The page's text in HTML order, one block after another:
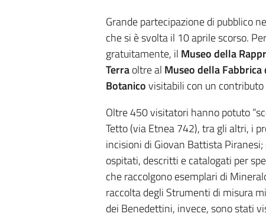
Grande partecipazione di pubblico
che si è svolta il 10 aprile scorso.
gratuitamente, il Museo della
Terraoltre al Museo della
Botanicovisitabili con un
Oltre 450 visitatori hanno potuto
Tetto (via Etnea 742), tra gli altri, i
incisioni di Giovan Battista
ospitati, descritti e catalogati per
che raccolgono esemplari di
raccolta degli Strumenti di misura
dei Benedettini, invece, sono stati